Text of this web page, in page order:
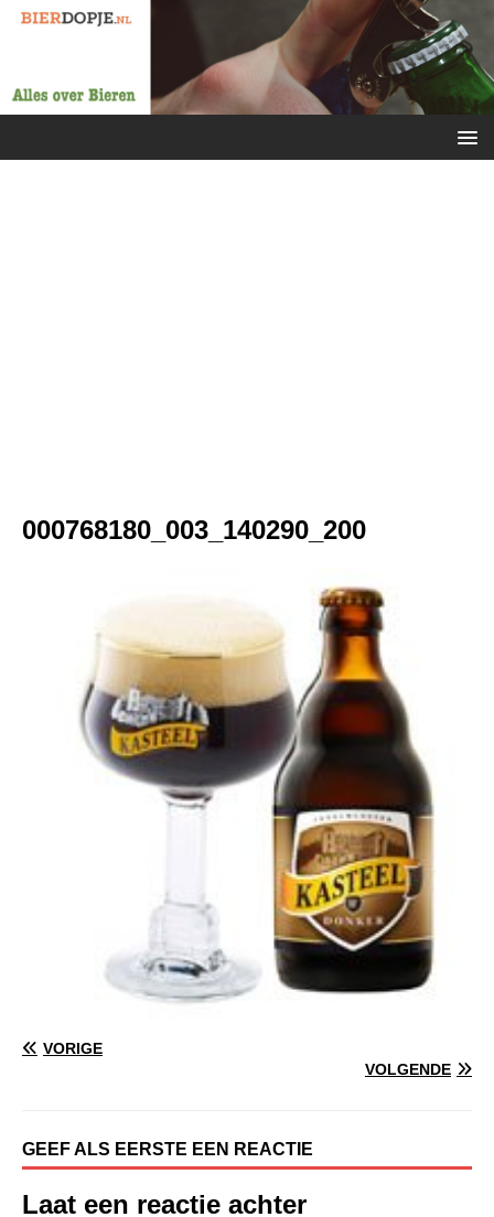
000768180_003_140290_200
VORIGE
VOLGENDE
GEEF ALS EERSTE EEN REACTIE
Laat een reactie achter